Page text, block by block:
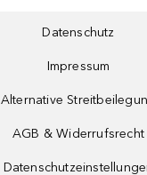
Datenschutz
Impressum
Alternative
AGB & Widerrufsrecht